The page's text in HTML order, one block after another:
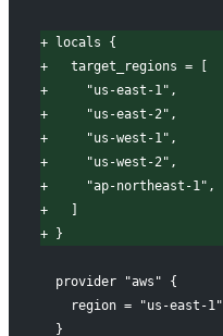
+ locals {
+
   target_regions = [
+
     "us-east-1",
+
     "us-east-2",
+
     "us-west-1",
+
     "us-west-2",
+
     "ap-northeast-1",
+
   ]
+ }
provider "aws" {
   region = "us-east-1"
}